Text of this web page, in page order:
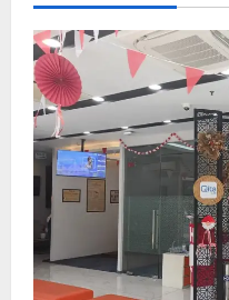
v
i
g
a
t
i